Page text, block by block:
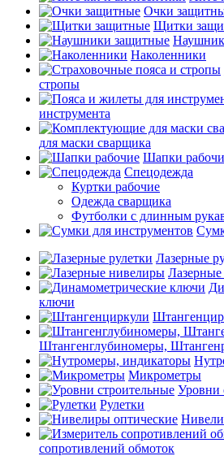
Очки
Щитки
Наколенники
стропы
инструмента
для маски сварщика
Шапки
Спецодежда
Куртки рабочие
Одежда сварщика
Футболки с длинным
Лазерные
ключи
Штангенглубиномеры,
Микрометры
Уровни
Рулетки
сопротивлений обмоток